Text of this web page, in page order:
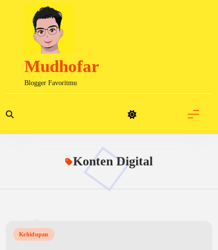
Mudhofar
Blogger Favoritmu
Konten Digital
Kehidupan